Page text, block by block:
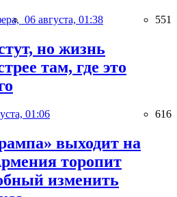
06 августа, 01:38 551
но жизнь
там, где это
01:06 616
выходит на
торопит
изменить